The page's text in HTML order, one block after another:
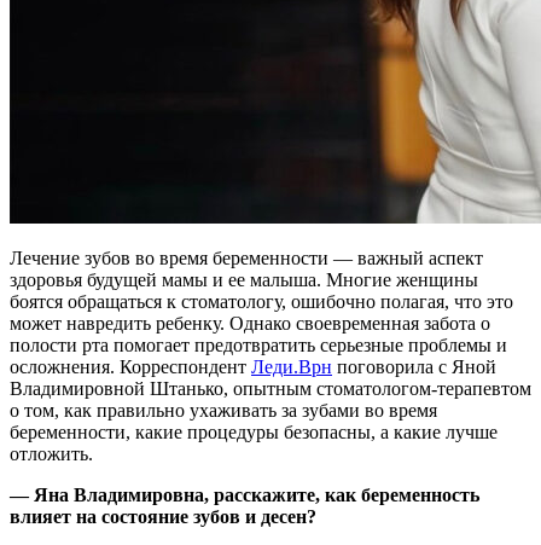
Лечение зубов во время беременности — важный аспект
здоровья будущей мамы и ее малыша. Многие женщины
боятся обращаться к стоматологу, ошибочно полагая, что это
может навредить ребенку. Однако своевременная забота о
полости рта помогает предотвратить серьезные проблемы и
осложнения. Корреспондент Леди.Врн поговорила с Яной
Владимировной Штанько, опытным стоматологом-терапевтом
о том, как правильно ухаживать за зубами во время
беременности, какие процедуры безопасны, а какие лучше
отложить.
— Яна Владимировна, расскажите, как беременность
влияет на состояние зубов и десен?